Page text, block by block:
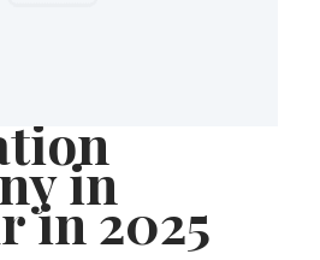
in
in 2025